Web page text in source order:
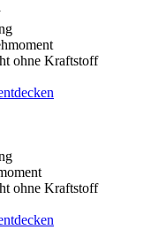
ohne Kraftstoff
ohne Kraftstoff